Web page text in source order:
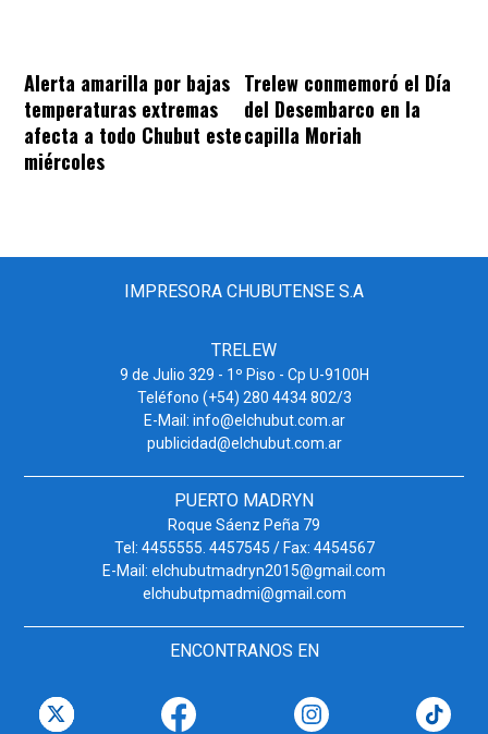
Alerta amarilla por bajas
temperaturas extremas
afecta a todo Chubut este
miércoles
Trelew conmemoró el Día
del Desembarco en la
capilla Moriah
IMPRESORA CHUBUTENSE S.A
TRELEW
9 de Julio 329 - 1º Piso - Cp U-9100H
Teléfono (+54) 280 4434 802/3
E-Mail: info@elchubut.com.ar
publicidad@elchubut.com.ar
PUERTO MADRYN
Roque Sáenz Peña 79
Tel: 4455555. 4457545 / Fax: 4454567
E-Mail: elchubutmadryn2015@gmail.com
elchubutpmadmi@gmail.com
ENCONTRANOS EN